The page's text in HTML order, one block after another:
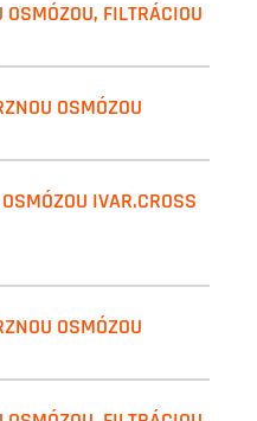
600
FILTRÁCIOU
OSMÓZOU
IVAR.CROSS
OSMÓZOU